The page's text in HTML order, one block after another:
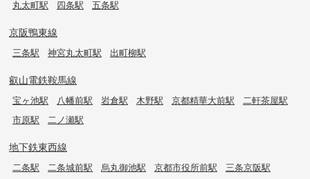
丸太町駅
四条駅 五条駅
京阪鴨東線
三条駅 神宮丸太町駅 出町柳駅
叡山電鉄鞍馬線
宝ヶ池駅 八幡前駅 岩倉駅 木野駅 京都精華大前駅
二軒茶屋駅
市原駅
二ノ瀬駅
地下鉄東西線
二条駅 二条城前駅 烏丸御池駅 京都市役所前駅
三条京阪駅